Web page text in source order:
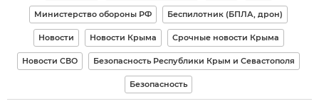
Министерство обороны РФ Беспилотник (БПЛА, дрон)
Новости Новости Крыма Срочные новости Крыма
Новости СВО Безопасность Республики Крым и Севастополя
Безопасность